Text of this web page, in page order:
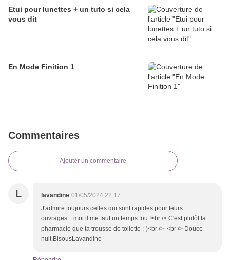
Etui pour lunettes + un tuto si cela
vous dit
En Mode Finition 1
Commentaires
Ajouter un commentaire
L lavandine 01/05/2024 22:17
J'admire toujours celles qui sont rapides pour leurs
ouvrages... moi il me faut un temps fou !<br /> C'est plutôt ta
pharmacie que ta trousse de toilette ;-)<br /> <br /> Douce
nuit.BisousLavandine